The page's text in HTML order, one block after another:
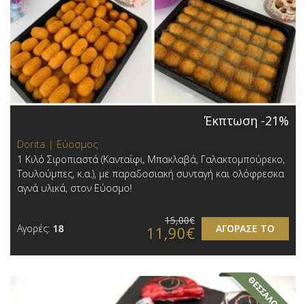
Έκπτωση -21%
Dorita | Εύοσμος
1 Κιλό Σιροπιαστά (Κανταΐφι, Μπακλαβά, Γαλακτομπούρεκο,
Τουλούμπες, κ.α.), με παραδοσιακή συνταγή και ολόφρεσκα
αγνά υλικά, στον Εύοσμο!
Αγορές: 18 ΑΓΟΡΑΣΕ ΤΟ
15,00€
11,90€